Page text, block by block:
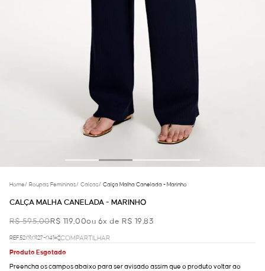
Home/ Roupas Femininas/ Calcas/ Calça Malha Canelada - Marinho
CALÇA MALHA CANELADA - MARINHO
R$ 595,00R$ 119,00ou 6x de R$ 19,83
REF.52.01.0127-041
COMPARTILHAR
Produto Esgotado
Preencha os campos abaixo para ser avisado assim que o produto voltar ao